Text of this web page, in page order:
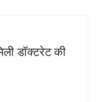
डॉक्टरेट की